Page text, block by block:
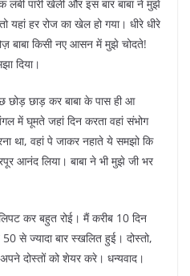
लंबी पारी खेली और इस बार बाबा ने मुझे
यहां हर रोज का खेल हो गया। धीरे धीरे
बाबा किसी नए आसन में मुझे चोदते!
दिया।
छोड़ छाड़ कर बाबा के पास ही आ
में घूमते जहां दिन करता वहां संभोग
था, वहां पे जाकर नहाते ये समझो कि
आनंद लिया। बाबा ने भी मुझे जी भर
कर बहुत रोई। मैं करीब 10 दिन
से ज्यादा बार स्खलित हुई। दोस्तो,
दोस्तों को शेयर करे। धन्यवाद।